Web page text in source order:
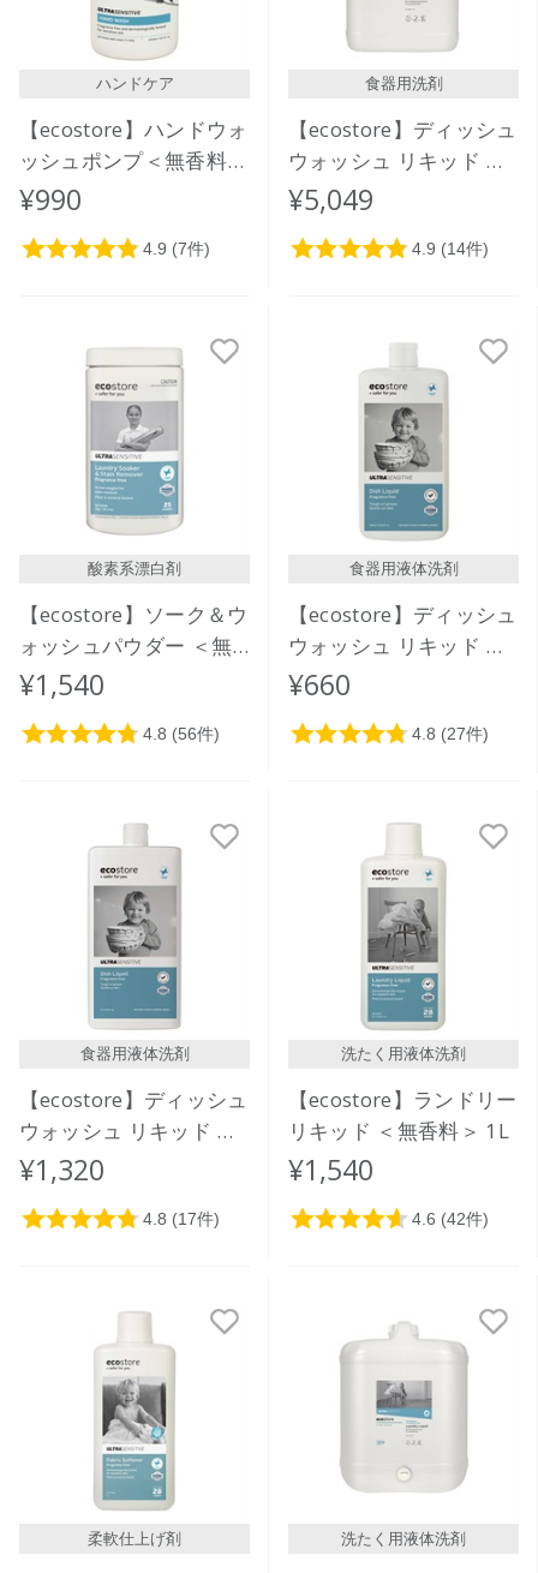
ハンドケア
【ecostore】ハンドウォ
ッシュポンプ＜無香料＞
300mL
¥990
食器用洗剤
【ecostore】ディッシュ
ウォッシュ リキッド ＜
無香料＞5L
¥5,049
酸素系漂白剤
【ecostore】ソーク＆ウ
ォッシュパウダー ＜無
香料＞ 1kg
¥1,540
食器用液体洗剤
【ecostore】ディッシュ
ウォッシュ リキッド ＜
無香料＞ 500mL
¥660
食器用液体洗剤
【ecostore】ディッシュ
ウォッシュ リキッド ＜
無香料＞ 1L
¥1,320
洗たく用液体洗剤
【ecostore】ランドリー
リキッド ＜無香料＞ 1L
¥1,540
柔軟仕上げ剤 洗たく用液体洗剤